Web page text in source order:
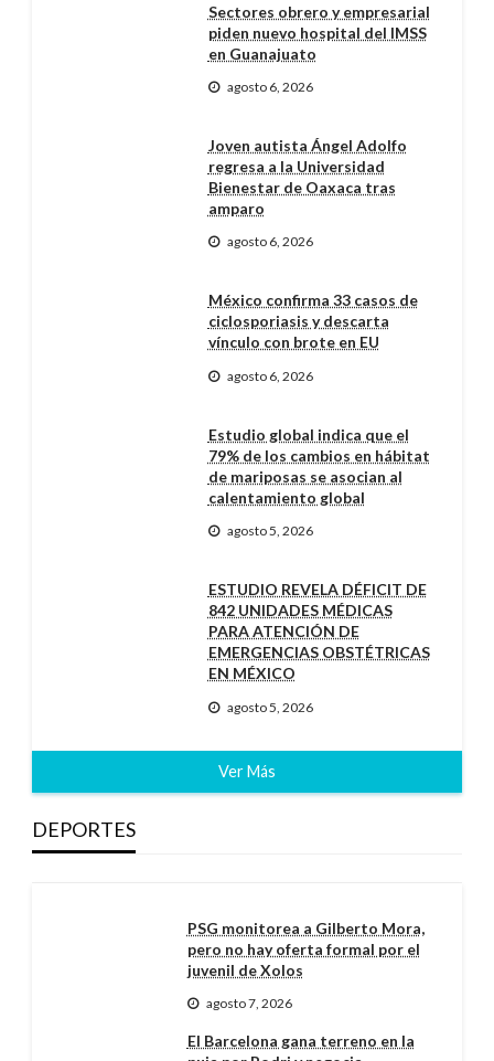
Sectores obrero y empresarial
piden nuevo hospital del IMSS
en Guanajuato
agosto 6, 2026
Joven autista Ángel Adolfo
regresa a la Universidad
Bienestar de Oaxaca tras
amparo
agosto 6, 2026
México confirma 33 casos de
ciclosporiasis y descarta
vínculo con brote en EU
agosto 6, 2026
Estudio global indica que el
79% de los cambios en hábitat
de mariposas se asocian al
calentamiento global
agosto 5, 2026
ESTUDIO REVELA DÉFICIT DE
842 UNIDADES MÉDICAS
PARA ATENCIÓN DE
EMERGENCIAS OBSTÉTRICAS
EN MÉXICO
agosto 5, 2026
Ver Más
DEPORTES
PSG monitorea a Gilberto Mora,
pero no hay oferta formal por el
juvenil de Xolos
agosto 7, 2026
El Barcelona gana terreno en la